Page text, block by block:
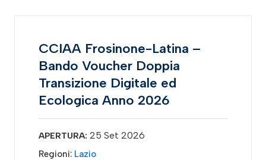
CCIAA Frosinone-Latina –
Bando Voucher Doppia
Transizione Digitale ed
Ecologica Anno 2026
APERTURA: 25 Set 2026
Regioni: Lazio